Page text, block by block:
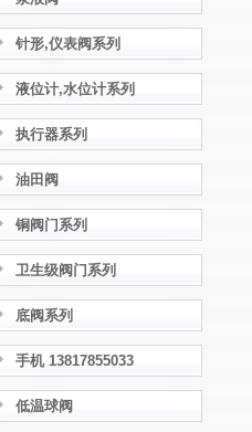
针形,仪表阀系列
液位计,水位计系列
执行器系列
油田阀
铜阀门系列
卫生级阀门系列
底阀系列
手机 13817855033
低温球阀